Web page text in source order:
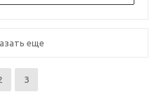
еще
3